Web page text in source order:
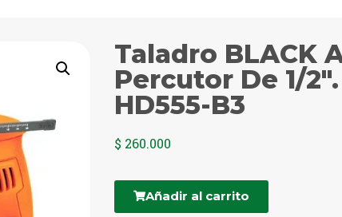
Taladro BLACK
Percutor De 1/
HD555-B3
$ 260.000
Añadir al carrito